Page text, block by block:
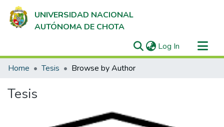
UNIVERSIDAD NACIONAL
AUTÓNOMA DE CHOTA
Log In (current)
Communities & Collections
Home Tesis Browse by Author
Tesis